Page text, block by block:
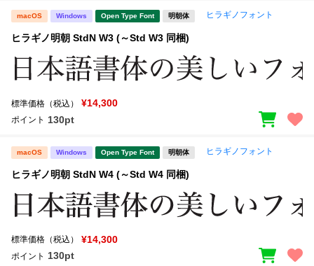
macOS Windows Open Type Font 明朝体 ヒラギノフォント
ヒラギノ明朝 StdN W3 (～Std W3 同梱)
標準価格（税込） ¥14,300
ポイント 130pt
macOS Windows Open Type Font 明朝体 ヒラギノフォント
ヒラギノ明朝 StdN W4 (～Std W4 同梱)
標準価格（税込） ¥14,300
ポイント 130pt